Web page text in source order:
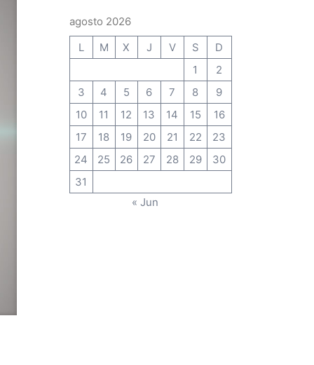
agosto 2026
L
M X J V S
D
1
2
3
4 5 6 7 8
9
10
11 12 13 14 15
16
17
18 19 20 21 22
23
24
25 26 27 28 29
30
31
« Jun